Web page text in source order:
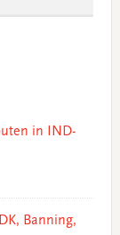
in IND-
Banning,